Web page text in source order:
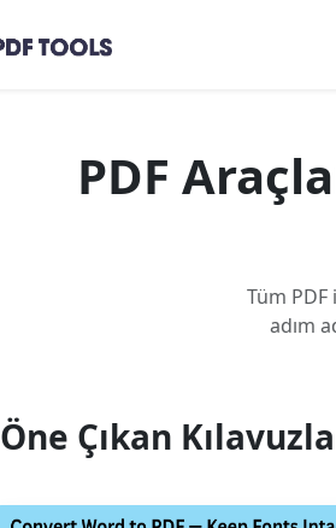
PDF
Tüm
adım
Öne Çıkan